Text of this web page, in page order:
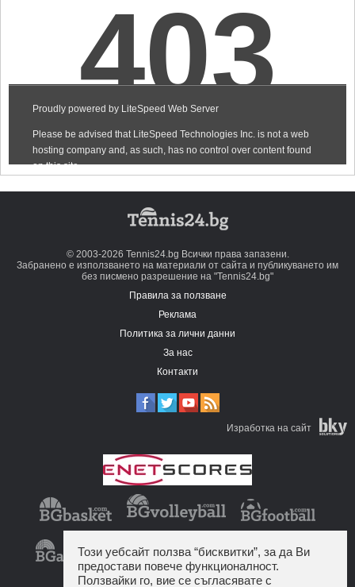
© 2003-2026 Tennis24.bg Всички права запазени.
Забранено е използването на материали от сайта и публикуването им
без писмено разрешение на "Tennis24.bg"
Правила за ползване
Реклама
Политика за лични данни
За нас
Контакти
Изработка на сайт
Този уебсайт ползва “бисквитки”, за да Ви
предостави повече функционалност.
Ползвайки го, вие се съгласявате с